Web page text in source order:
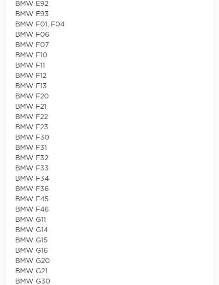
BMW E92
BMW E93
BMW F01, F04
BMW F06
BMW F07
BMW F10
BMW F11
BMW F12
BMW F13
BMW F20
BMW F21
BMW F22
BMW F23
BMW F30
BMW F31
BMW F32
BMW F33
BMW F34
BMW F36
BMW F45
BMW F46
BMW G11
BMW G14
BMW G15
BMW G16
BMW G20
BMW G21
BMW G30